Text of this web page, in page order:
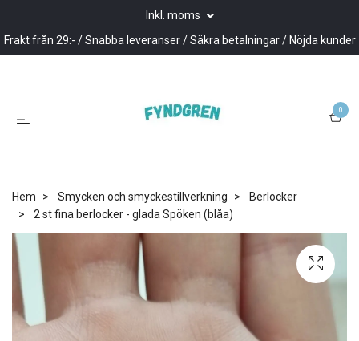
Inkl. moms
Frakt från 29:- / Snabba leveranser / Säkra betalningar / Nöjda kunder
0
Hem Smycken och smyckestillverkning
Berlocker
2 st fina berlocker - glada Spöken (blåa)